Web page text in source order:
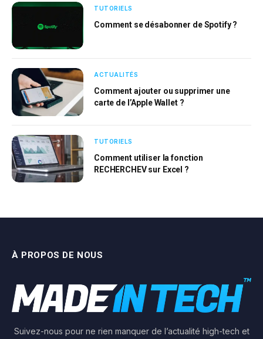
TUTORIELS
Comment se désabonner de Spotify ?
ACTUALITÉS
Comment ajouter ou supprimer une
carte de l’Apple Wallet ?
TUTORIELS
Comment utiliser la fonction
RECHERCHEV sur Excel ?
À PROPOS DE NOUS
Suivez-nous pour ne rien manquer de l’actualité high-tech et